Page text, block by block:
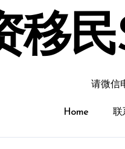
移
请微信
Home 联